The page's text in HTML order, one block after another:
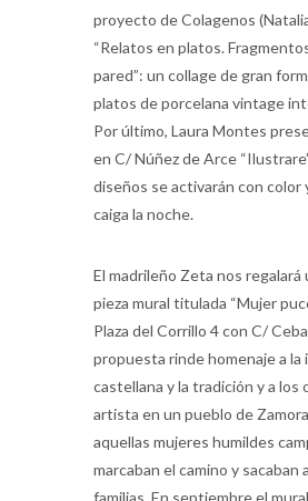
proyecto de Colagenos
“Relatos en platos.
pared”: un collage de gran
platos de porcelana vintage
Por último, Laura Montes
en C/ Núñez de Arce
diseños se activarán con color
caiga la noche.
El madrileño Zeta nos regalará
pieza mural titulada “Mujer
Plaza del Corrillo 4 con C/
propuesta rinde homenaje a la
castellana y la tradición y a los
artista en un pueblo de
aquellas mujeres humildes
marcaban el camino y sacaban